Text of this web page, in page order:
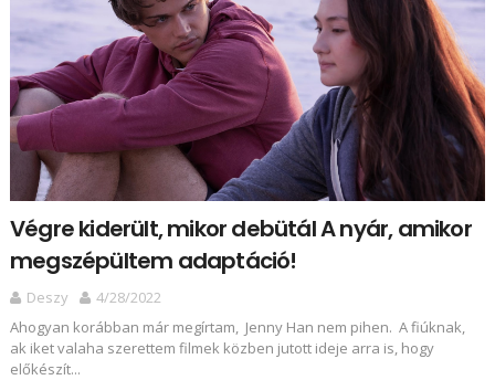
Végre kiderült, mikor debütál A nyár, amikor
megszépültem adaptáció!
Deszy
4/28/2022
Ahogyan korábban már megírtam, Jenny Han nem pihen. A fiúknak,
ak iket valaha szerettem filmek közben jutott ideje arra is, hogy
előkészít...